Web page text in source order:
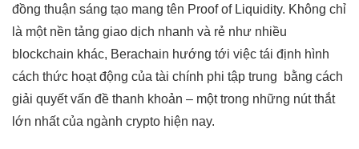
đồng thuận sáng tạo mang tên Proof of Liquidity. Không chỉ
là một nền tảng giao dịch nhanh và rẻ như nhiều
blockchain khác, Berachain hướng tới việc tái định hình
cách thức hoạt động của tài chính phi tập trung bằng cách
giải quyết vấn đề thanh khoản – một trong những nút thắt
lớn nhất của ngành crypto hiện nay.